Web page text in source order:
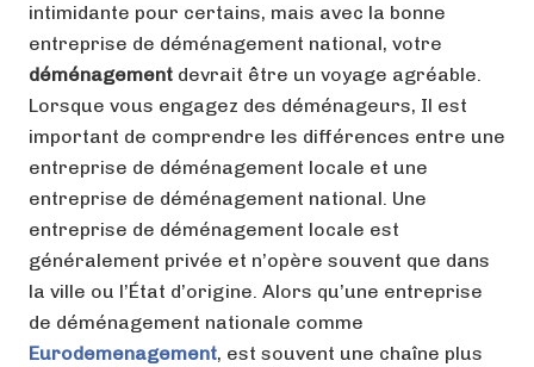
intimidante pour certains, mais avec la bonne
entreprise de déménagement national, votre
déménagement devrait être un voyage agréable.
Lorsque vous engagez des déménageurs, Il est
important de comprendre les différences entre une
entreprise de déménagement locale et une
entreprise de déménagement national. Une
entreprise de déménagement locale est
généralement privée et n’opère souvent que dans
la ville ou l’État d’origine. Alors qu’une entreprise
de déménagement nationale comme
Eurodemenagement, est souvent une chaîne plus